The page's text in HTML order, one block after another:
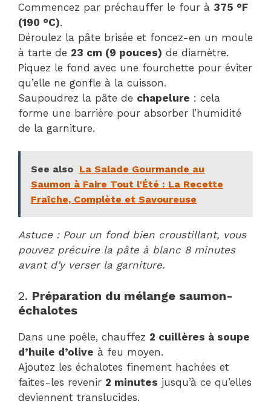
Commencez par préchauffer le four à 375 °F
(190 °C).
Déroulez la pâte brisée et foncez-en un moule
à tarte de 23 cm (9 pouces) de diamètre.
Piquez le fond avec une fourchette pour éviter
qu’elle ne gonfle à la cuisson.
Saupoudrez la pâte de chapelure : cela
forme une barrière pour absorber l’humidité
de la garniture.
See also La Salade Gourmande au
Saumon à Faire Tout l'Été : La Recette
Fraîche, Complète et Savoureuse
Astuce : Pour un fond bien croustillant, vous
pouvez précuire la pâte à blanc 8 minutes
avant d’y verser la garniture.
2. Préparation du mélange saumon-
échalotes
Dans une poêle, chauffez 2 cuillères à soupe
d’huile d’olive à feu moyen.
Ajoutez les échalotes finement hachées et
faites-les revenir 2 minutes jusqu’à ce qu’elles
deviennent translucides.